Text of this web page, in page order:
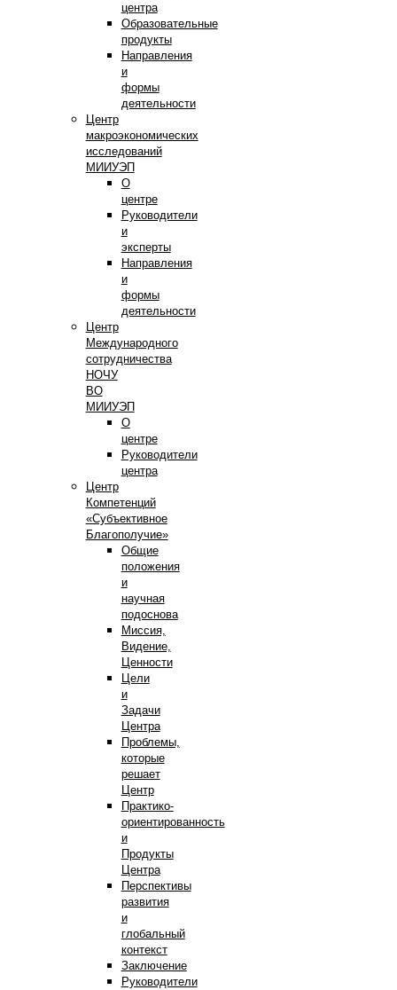
центра
Образовательные
продукты
Направления
и
формы
деятельности
Центр
макроэкономических
исследований
МИИУЭП
О
центре
Руководители
и
эксперты
Направления
и
формы
деятельности
Центр
Международного
сотрудничества
НОЧУ
ВО
МИИУЭП
О
центре
Руководители
центра
Центр
Компетенций
«Субъективное
Благополучие»
Общие
положения
и
научная
подоснова
Миссия,
Видение,
Ценности
Цели
и
Задачи
Центра
Проблемы,
которые
решает
Центр
Практико-
ориентированность
и
Продукты
Центра
Перспективы
развития
и
глобальный
контекст
Заключение
Руководители